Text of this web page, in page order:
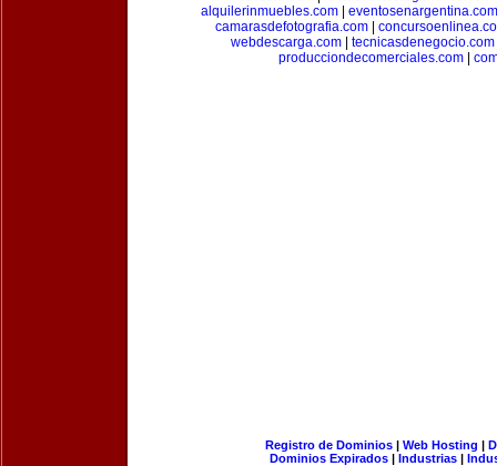
alquilerinmuebles.com
eventosenargentina.com
camarasdefotografia.com|
webdescarga.com| tecnicasdenegocio.com
producciondecomerciales.com|
Registro de Dominios| Web Hosting |
Dominios Expirados | Industrias |